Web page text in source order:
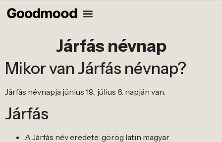
Járfás névnap
Mikor van Járfás névnap?
Járfás névnapja június 19., július 6. napján van.
Járfás
A Járfás név eredete: görög latin magyar